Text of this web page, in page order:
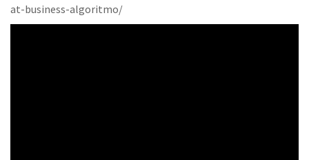
at-business-algoritmo/